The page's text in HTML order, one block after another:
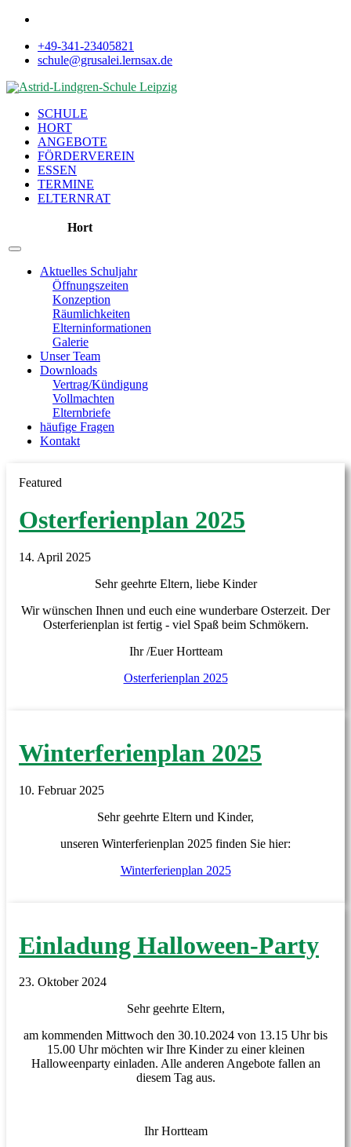
+49-341-23405821
schule@grusalei.lernsax.de
SCHULE
HORT
ANGEBOTE
FÖRDERVEREIN
ESSEN
TERMINE
ELTERNRAT
Hort
Aktuelles Schuljahr
Öffnungszeiten
Konzeption
Räumlichkeiten
Elterninformationen
Galerie
Unser Team
Downloads
Vertrag/Kündigung
Vollmachten
Elternbriefe
häufige Fragen
Kontakt
Featured
Osterferienplan 2025
14. April 2025
Sehr geehrte Eltern, liebe Kinder
Wir wünschen Ihnen und euch eine wunderbare Osterzeit. Der
Osterferienplan ist fertig - viel Spaß beim Schmökern.
Ihr /Euer Hortteam
Osterferienplan 2025
Winterferienplan 2025
10. Februar 2025
Sehr geehrte Eltern und Kinder,
unseren Winterferienplan 2025 finden Sie hier:
Winterferienplan 2025
Einladung Halloween-Party
23. Oktober 2024
Sehr geehrte Eltern,
am kommenden Mittwoch den 30.10.2024 von 13.15 Uhr bis
15.00 Uhr möchten wir Ihre Kinder zu einer kleinen
Halloweenparty einladen. Alle anderen Angebote fallen an
diesem Tag aus.
Ihr Hortteam